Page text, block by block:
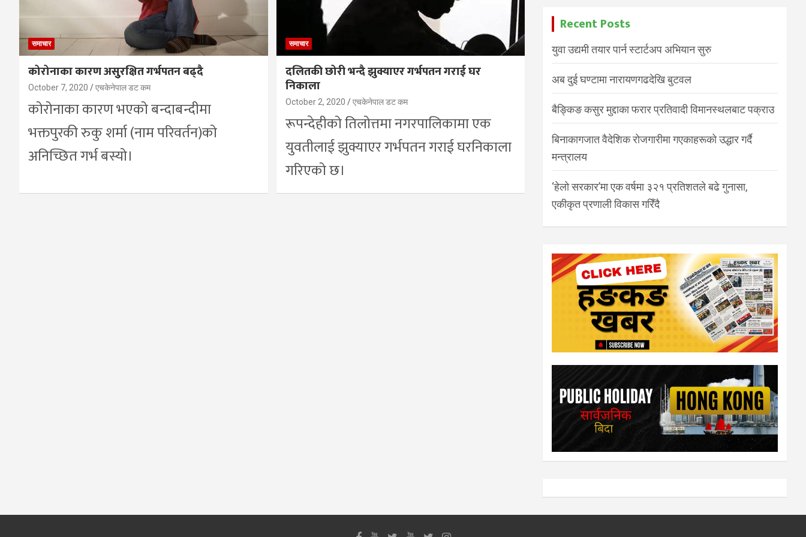
समाचार
कोरोनाका कारण असुुरक्षित गर्भपतन बढ्दै
October 7, 2020 एचकेनेपाल डट कम
कोरोनाका कारण भएको बन्दाबन्दीमा
भक्तपुरकी रुकु शर्मा (नाम परिवर्तन)को
अनिच्छित गर्भ बस्यो।
समाचार
दलितकी छोरी भन्दै झुक्याएर गर्भपतन गराई घर
निकाला
October 2, 2020 एचकेनेपाल डट कम
रूपन्देहीको तिलोत्तमा नगरपालिकामा एक
युवतीलाई झुक्याएर गर्भपतन गराई घरनिकाला
गरिएको छ।
Recent Posts
युवा उद्यमी तयार पार्न स्टार्टअप अभियान सुरु
अब दुई घण्टामा नारायणगढदेखि बुटवल
बैङ्किङ कसुर मुद्दाका फरार प्रतिवादी विमानस्थलबाट पक्राउ
बिनाकागजात वैदेशिक रोजगारीमा गएकाहरूको उद्धार गर्दै
मन्त्रालय
‘हेलो सरकार’मा एक वर्षमा ३२१ प्रतिशतले बढे गुनासा,
एकीकृत प्रणाली विकास गरिँदै